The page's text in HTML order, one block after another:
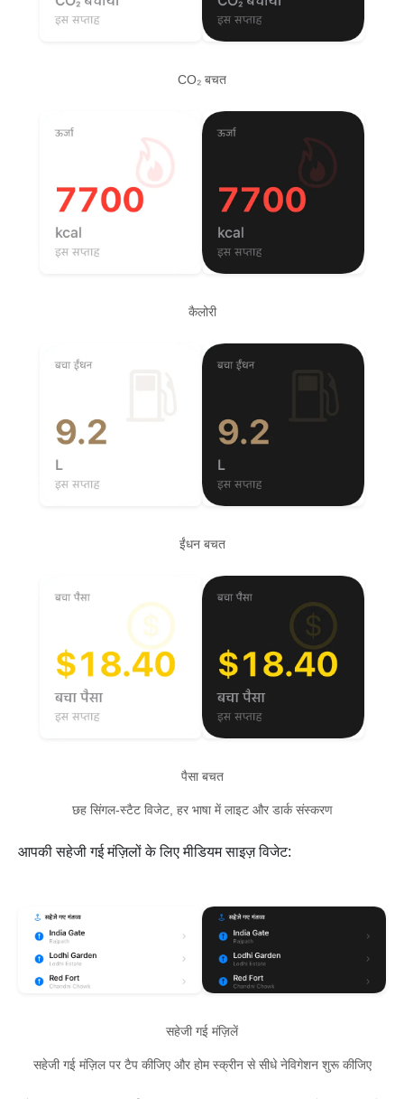
CO₂ बचत
कैलोरी
ईंधन बचत
पैसा बचत
छह सिंगल-स्टैट विजेट, हर भाषा में लाइट और डार्क संस्करण
आपकी सहेजी गई मंज़िलों के लिए मीडियम साइज़ विजेट:
सहेजी गई मंज़िलें
सहेजी गई मंज़िल पर टैप कीजिए और होम स्क्रीन से सीधे नेविगेशन शुरू कीजिए